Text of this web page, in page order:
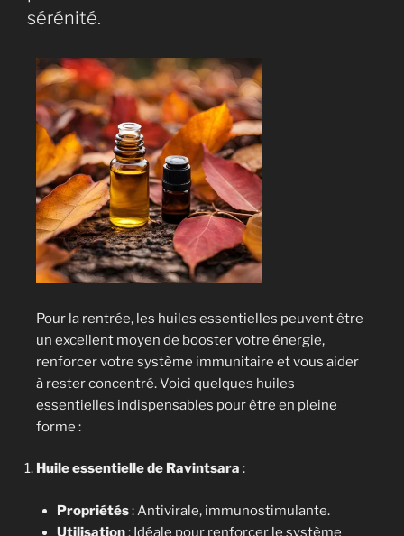
sérénité.
Pour la rentrée, les huiles essentielles peuvent être
un excellent moyen de booster votre énergie,
renforcer votre système immunitaire et vous aider
à rester concentré. Voici quelques huiles
essentielles indispensables pour être en pleine
forme :
Huile essentielle de Ravintsara :
Propriétés: Antivirale, immunostimulante.
Utilisation: Idéale pour renforcer le système